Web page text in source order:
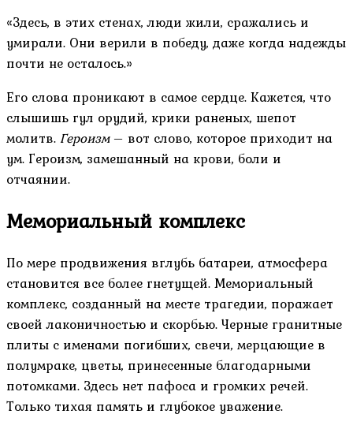
«Здесь, в этих стенах, люди жили, сражались и
умирали. Они верили в победу, даже когда надежды
почти не осталось.»
Его слова проникают в самое сердце. Кажется, что
слышишь гул орудий, крики раненых, шепот
молитв. Героизм– вот слово, которое приходит на
ум. Героизм, замешанный на крови, боли и
отчаянии.
Мемориальный комплекс
По мере продвижения вглубь батареи, атмосфера
становится все более гнетущей. Мемориальный
комплекс, созданный на месте трагедии, поражает
своей лаконичностью и скорбью. Черные гранитные
плиты с именами погибших, свечи, мерцающие в
полумраке, цветы, принесенные благодарными
потомками. Здесь нет пафоса и громких речей.
Только тихая память и глубокое уважение.